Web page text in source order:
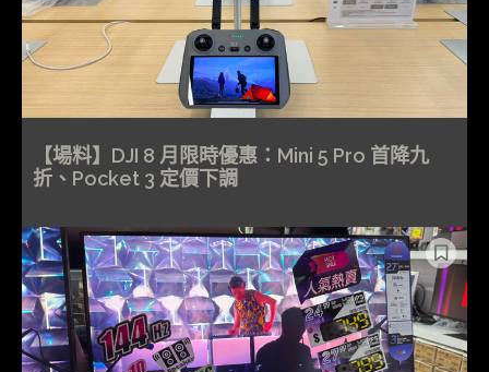
【場料】DJI 8 月限時優惠：Mini 5 Pro 首降九
折、Pocket 3 定價下調